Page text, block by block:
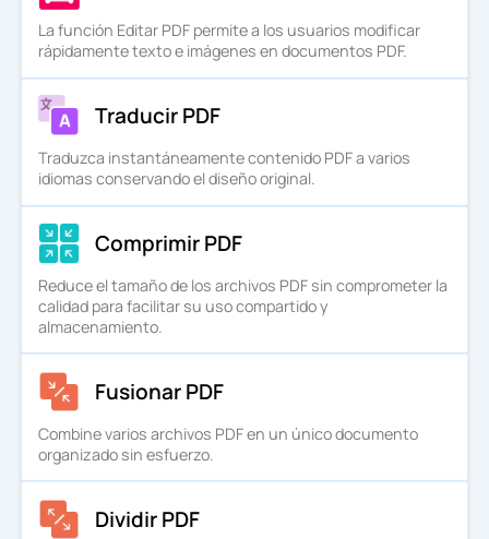
La función Editar PDF permite a los usuarios modificar
rápidamente texto e imágenes en documentos PDF.
Traducir PDF
Traduzca instantáneamente contenido PDF a varios
idiomas conservando el diseño original.
Comprimir PDF
Reduce el tamaño de los archivos PDF sin comprometer la
calidad para facilitar su uso compartido y
almacenamiento.
Fusionar PDF
Combine varios archivos PDF en un único documento
organizado sin esfuerzo.
Dividir PDF